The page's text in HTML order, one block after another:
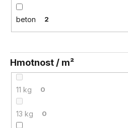
beton 2
Hmotnost / m²
11 kg 0
13 kg 0